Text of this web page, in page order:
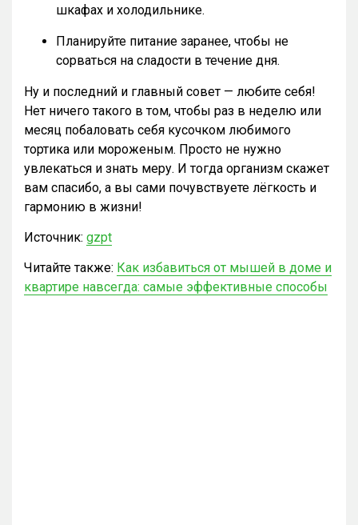
шкафах и холодильнике.
Планируйте питание заранее, чтобы не
сорваться на сладости в течение дня.
Ну и последний и главный совет — любите себя!
Нет ничего такого в том, чтобы раз в неделю или
месяц побаловать себя кусочком любимого
тортика или мороженым. Просто не нужно
увлекаться и знать меру. И тогда организм скажет
вам спасибо, а вы сами почувствуете лёгкость и
гармонию в жизни!
Источник: gzpt
Читайте также: Как избавиться от мышей в доме и
квартире навсегда: самые эффективные способы